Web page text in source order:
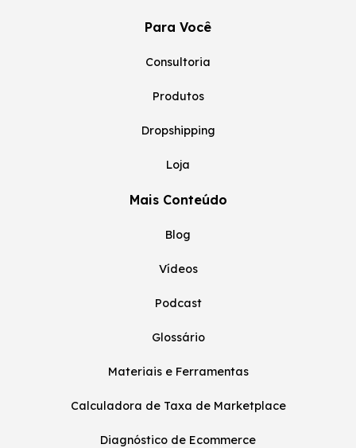
Para Você
Consultoria
Produtos
Dropshipping
Loja
Mais Conteúdo
Blog
Vídeos
Podcast
Glossário
Materiais e Ferramentas
Calculadora de Taxa de Marketplace
Diagnóstico de Ecommerce